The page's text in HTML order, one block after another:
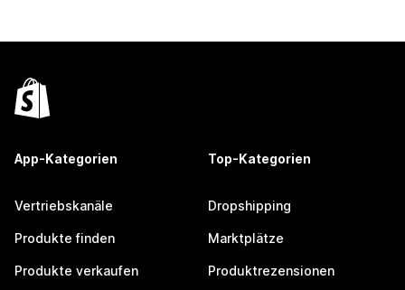
App-Kategorien
Vertriebskanäle
Produkte finden
Produkte verkaufen
Top-Kategorien
Dropshipping
Marktplätze
Produktrezensionen